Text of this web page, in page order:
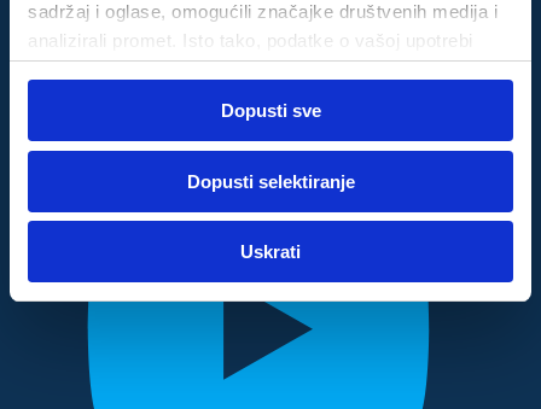
sadržaj i oglase, omogućili značajke društvenih medija i
analizirali promet. Isto tako, podatke o vašoj upotrebi
drugim podacima koje ste im pružili ili koje su prikupili
dok ste upotrebljavali njihove usluge.
Marketinški
Dopusti sve
Dopusti selektiranje
Uskrati